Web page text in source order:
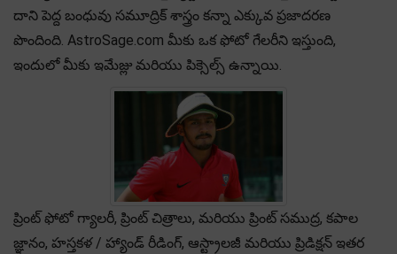
దాని పెద్ద బంధువు సమూద్రిక్ శాస్త్రం కన్నా ఎక్కువ ప్రజాదరణ
పొందింది. AstroSage.com మీకు ఒక ఫోటో గేలరీని ఇస్తుంది,
ఇందులో మీకు ఇమేజ్లు మరియు పిక్సెల్స్ ఉన్నాయి.
ప్రింట్ ఫోటో గ్యాలరీ, ప్రింట్ చిత్రాలు, మరియు ప్రింట్ సముద్ర, కపాల
జ్ఞానం, హస్తకళ / హ్యాండ్ రీడింగ్, ఆస్ట్రాలజీ మరియు ప్రిడిక్షన్ ఇతర